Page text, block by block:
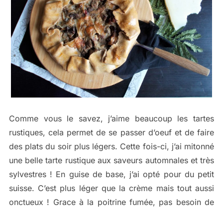
Comme vous le savez, j’aime beaucoup les tartes
rustiques, cela permet de se passer d’oeuf et de faire
des plats du soir plus légers. Cette fois-ci, j’ai mitonné
une belle tarte rustique aux saveurs automnales et très
sylvestres ! En guise de base, j’ai opté pour du petit
suisse. C’est plus léger que la crème mais tout aussi
onctueux ! Grace à la poitrine fumée, pas besoin de